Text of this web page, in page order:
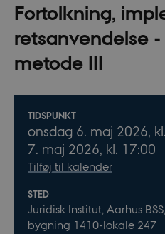
Fortolkning,
retsanvendelse -
metode III
Oplysninger om
TIDSPUNKT
onsdag 6. maj 2026,
7. maj 2026, kl. 17:00
Tilføj til kalender
STED
Juridisk Institut, Aarhus
bygning 1410-lokale 247